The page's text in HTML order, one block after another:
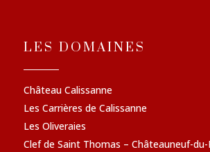
LES DOMAINES
Château Calissanne
Les Carrières de Calissanne
Les Oliveraies
Clef de Saint Thomas – Châteauneuf-du-